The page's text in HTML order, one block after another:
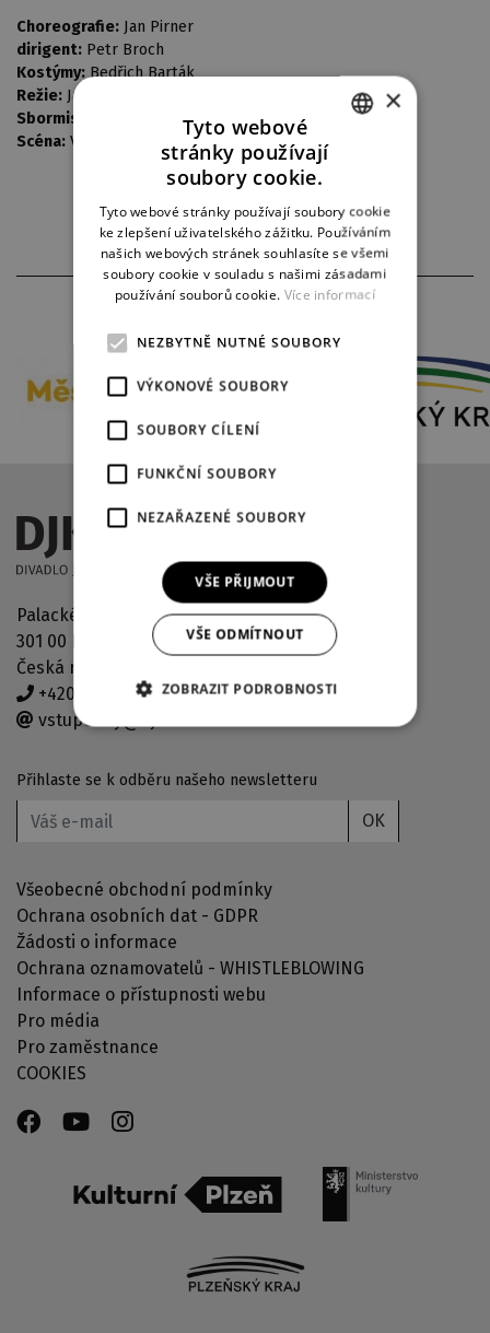
Choreografie: Jan Pirner
dirigent: Petr Broch
Kostýmy: Bedřich Barták
Režie: Jaroslav Heyduk
Sbormistr:
Jaroslav Buďárek
Scéna: Vlastimil Koutecký
PARTNEŘI DIVADLA
Palackého náměstí 2971/30
301 00 Plzeň
Česká republika
+420 378 038 190
vstupenky@djkt.eu
Přihlaste se k odběru našeho newsletteru
OK
Všeobecné obchodní podmínky
Ochrana osobních dat - GDPR
Žádosti o informace
Ochrana oznamovatelů - WHISTLEBLOWING
Informace o přístupnosti webu
Pro média
Pro zaměstnance
COOKIES
GERMAN
×
Tyto webové
stránky používají
soubory cookie.
Tyto webové stránky používají soubory cookie
ke zlepšení uživatelského zážitku. Používáním
našich webových stránek souhlasíte se všemi
soubory cookie v souladu s našimi zásadami
používání souborů cookie. Více informací
NEZBYTNĚ NUTNÉ SOUBORY
VÝKONOVÉ SOUBORY
SOUBORY CÍLENÍ
FUNKČNÍ SOUBORY
NEZAŘAZENÉ SOUBORY
VŠE PŘIJMOUT
VŠE ODMÍTNOUT
ZOBRAZIT PODROBNOSTI